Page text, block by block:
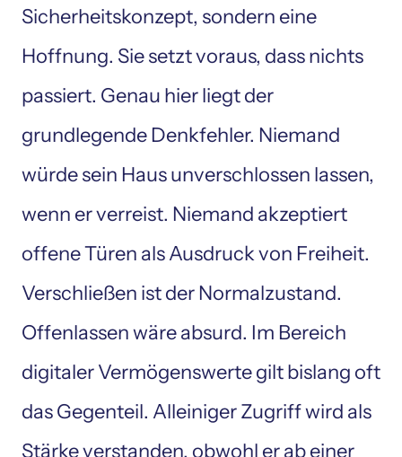
Sicherheitskonzept, sondern eine
Hoffnung. Sie setzt voraus, dass nichts
passiert. Genau hier liegt der
grundlegende Denkfehler. Niemand
würde sein Haus unverschlossen lassen,
wenn er verreist. Niemand akzeptiert
offene Türen als Ausdruck von Freiheit.
Verschließen ist der Normalzustand.
Offenlassen wäre absurd. Im Bereich
digitaler Vermögenswerte gilt bislang oft
das Gegenteil. Alleiniger Zugriff wird als
Stärke verstanden, obwohl er ab einer